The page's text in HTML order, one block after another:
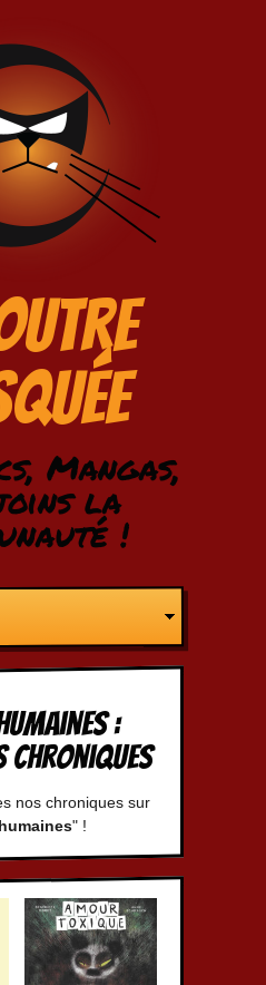
Mangas,
la
!
:
chroniques
nos chroniques sur
" !